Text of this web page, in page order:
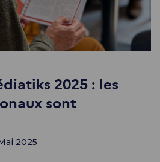
2025 : les
sont
2025